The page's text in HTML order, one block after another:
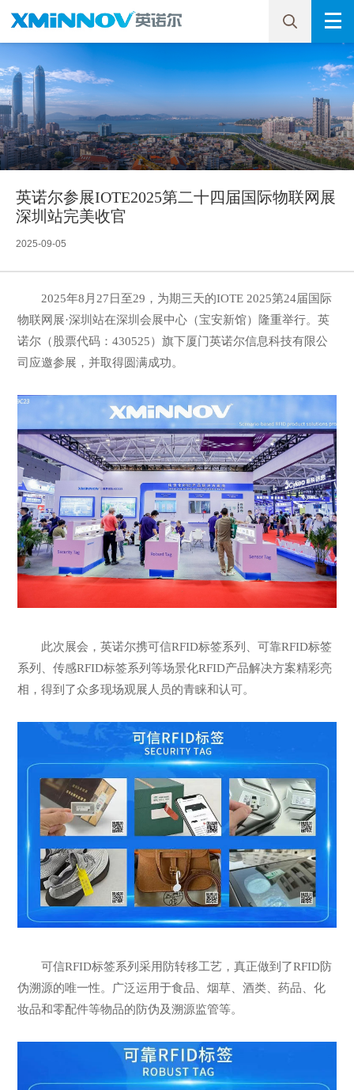
英诺尔参展IOTE2025第二十四届国际物联网展
深圳站完美收官
2025-09-05
2025年8月27日至29，为期三天的IOTE 2025第24届国际
物联网展·深圳站在深圳会展中心（宝安新馆）隆重举行。英
诺尔（股票代码：430525）旗下厦门英诺尔信息科技有限公
司应邀参展，并取得圆满成功。
此次展会，英诺尔携可信RFID标签系列、可靠RFID标签
系列、传感RFID标签系列等场景化RFID产品解决方案精彩亮
相，得到了众多现场观展人员的青睐和认可。
可信RFID标签系列采用防转移工艺，真正做到了RFID防
伪溯源的唯一性。广泛运用于食品、烟草、酒类、药品、化
妆品和零配件等物品的防伪及溯源监管等。